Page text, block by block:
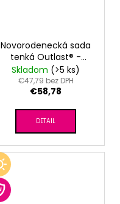
Novorodenecká sada
tenká Outlast® -
sv.marhuľová
Skladom (>5 ks)
€47,79 bez DPH
€58,78
DETAIL